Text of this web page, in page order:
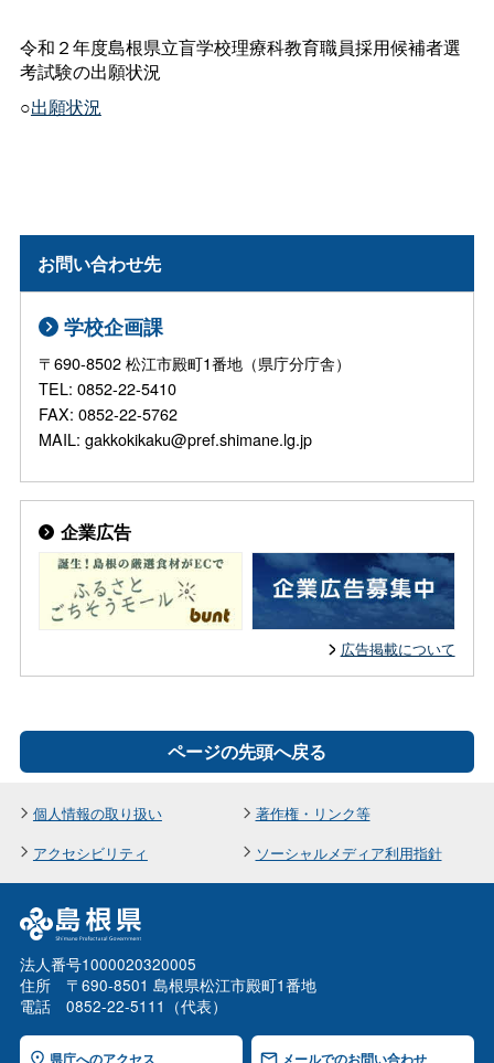
令和２年度島根県立盲学校理療科教育職員採用候補者選
考試験の出願状況
○出願状況
お問い合わせ先
学校企画課
〒690-8502 松江市殿町1番地（県庁分庁舎）
TEL: 0852-22-5410
FAX: 0852-22-5762
MAIL: gakkokikaku@pref.shimane.lg.jp
企業広告
広告掲載について
ページの先頭へ戻る
個人情報の取り扱い
著作権・リンク等
アクセシビリティ
ソーシャルメディア利用指針
法人番号1000020320005
住所 〒690-8501 島根県松江市殿町1番地
電話 0852-22-5111（代表）
県庁へのアクセス メールでのお問い合わせ